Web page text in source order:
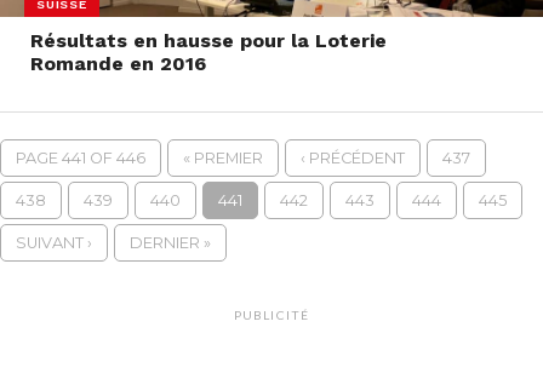
SUISSE
Résultats en hausse pour la Loterie
Romande en 2016
PAGE 441 OF 446 « PREMIER ‹ PRÉCÉDENT 437
438 439 440 441 442 443 444 445
SUIVANT › DERNIER »
PUBLICITÉ